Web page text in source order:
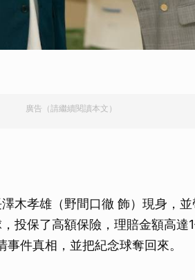
廣告（請繼續閱讀本文）
木孝雄（野間口徹 飾）現身，並
投保了高額保險，理賠金額高達
件真相，並把紀念球奪回來。